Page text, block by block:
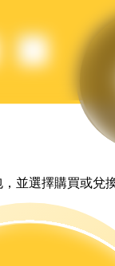
值
並選擇購買或兌